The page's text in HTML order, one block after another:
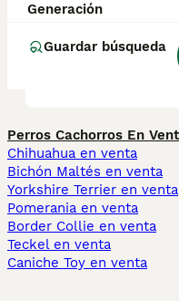
Generación
Guardar búsqueda
¿Qué tienen
perros San
Perros Cachorros En
Chihuahua en venta
Bichón Maltés en venta
Yorkshire Terrier en venta
Pomerania en venta
Border Collie en venta
Teckel en venta
Caniche Toy en venta